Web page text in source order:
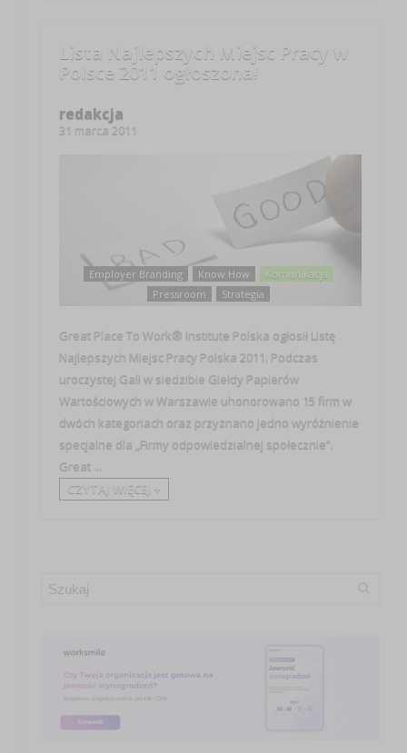
Lista Najlepszych Miejsc Pracy w
Polsce 2011 ogłoszona!
redakcja
31 marca 2011
Employer Branding Know How
Komunikacja
Pressroom
Strategia
Great Place To Work® Institute Polska ogłosił Listę
Najlepszych Miejsc Pracy Polska 2011. Podczas
uroczystej Gali w siedzibie Giełdy Papierów
Wartościowych w Warszawie uhonorowano 15 firm w
dwóch kategoriach oraz przyznano jedno wyróżnienie
specjalne dla „Firmy odpowiedzialnej społecznie”.
Great ...
CZYTAJ WIĘCEJ +